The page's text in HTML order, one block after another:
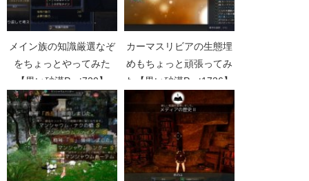
メイン族の知識厳選なぞ
をちょっとやってみた
【黒い砂漠Part720】
カーマスリビアの生態埋
めもちょっと頑張ってみ
た【黒い砂漠Part1736】